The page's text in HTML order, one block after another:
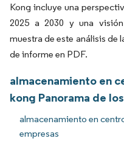
Kong incluye una
2025 a 2030 y una
muestra de este análisis de
de informe en PDF.
almacenamiento en
kong Panorama de
almacenamiento en
empresas